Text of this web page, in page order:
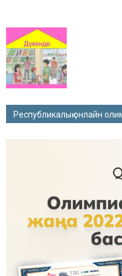
Республикалық онлайн